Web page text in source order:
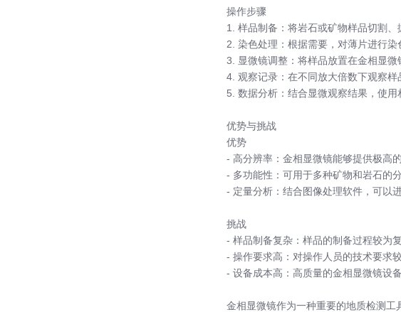
操作步骤
1. 样品制备：将岩石或矿物样品切割、
2. 染色处理：根据需要，对薄片进行染
3. 显微镜调整：将样品放置在金相显微
4. 观察记录：在不同放大倍数下观察样
5. 数据分析：结合显微观察结果，使
优势与挑战
优势
- 高分辨率：金相显微镜能够提供极高
- 多功能性：可用于多种矿物和岩石的
- 定量分析：结合图像处理软件，可以
挑战
- 样品制备复杂：样品的制备过程较为
- 操作要求高：对操作人员的技术要求
- 设备成本高：高质量的金相显微镜设
金相显微镜作为一种重要的地质检测